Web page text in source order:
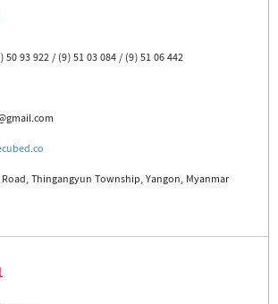
50 93 922 / (9) 51 03 084 / (9) 51 06 442
Thingangyun Township, Yangon, Myanmar